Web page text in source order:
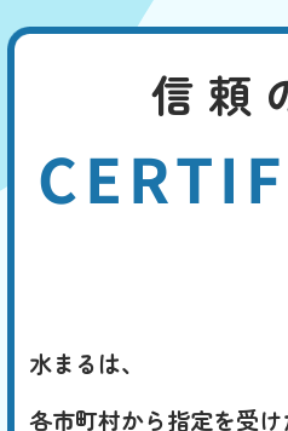
信頼
水まるは、
各市町村から指定を受け